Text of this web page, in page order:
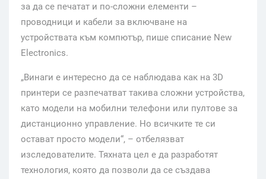
за да се печатат и по-сложни елементи –
проводници и кабели за включване на
устройствата към компютър, пише списание New
Electronics.
„Винаги е интересно да се наблюдава как на 3D
принтери се разпечатват такива сложни устройства,
като модели на мобилни телефони или пултове за
дистанционно управление. Но всичките те си
остават просто модели“, – отбелязват
изследователите. Тяхната цел е да разработят
технология, която да позволи да се създава